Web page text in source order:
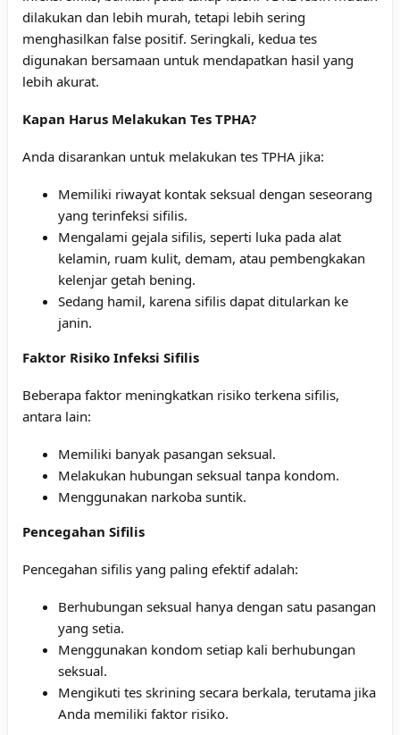
dilakukan dan lebih murah, tetapi lebih sering
menghasilkan false positif. Seringkali, kedua tes
digunakan bersamaan untuk mendapatkan hasil yang
lebih akurat.
Kapan Harus Melakukan Tes TPHA?
Anda disarankan untuk melakukan tes TPHA jika:
Memiliki riwayat kontak seksual dengan seseorang
yang terinfeksi sifilis.
Mengalami gejala sifilis, seperti luka pada alat
kelamin, ruam kulit, demam, atau pembengkakan
kelenjar getah bening.
Sedang hamil, karena sifilis dapat ditularkan ke
janin.
Faktor Risiko Infeksi Sifilis
Beberapa faktor meningkatkan risiko terkena sifilis,
antara lain:
Memiliki banyak pasangan seksual.
Melakukan hubungan seksual tanpa kondom.
Menggunakan narkoba suntik.
Pencegahan Sifilis
Pencegahan sifilis yang paling efektif adalah:
Berhubungan seksual hanya dengan satu pasangan
yang setia.
Menggunakan kondom setiap kali berhubungan
seksual.
Mengikuti tes skrining secara berkala, terutama jika
Anda memiliki faktor risiko.